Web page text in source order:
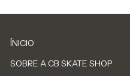
ÍNICIO
SOBRE A CB SKATE SHOP